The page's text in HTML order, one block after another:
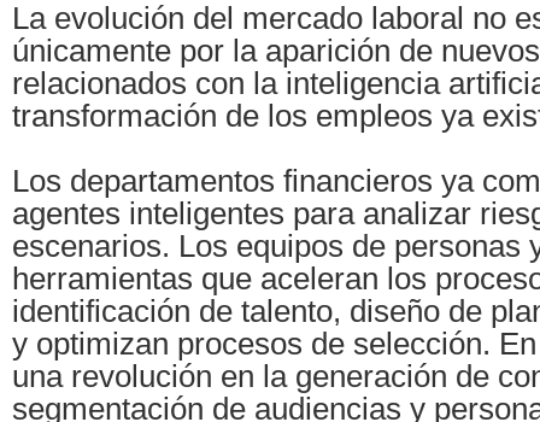
La evolución del mercado laboral no
únicamente por la aparición de
relacionados con la inteligencia
transformación de los empleos ya
Los departamentos financieros ya
agentes inteligentes para analizar
escenarios. Los equipos de personas
herramientas que aceleran los
identificación de talento, diseño de
y optimizan procesos de selección.
una revolución en la generación de
segmentación de audiencias y